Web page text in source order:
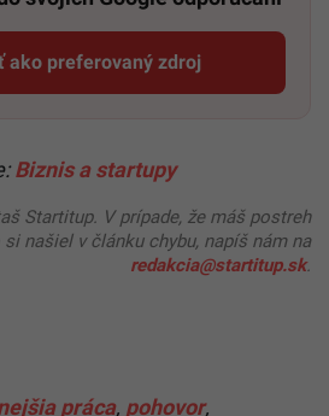
ako preferovaný zdroj
Startitup, odkaz sa otvorí v
Biznis a startupy
Startitup. V prípade, že máš postreh
si našiel v článku chybu, napíš nám na
redakcia@startitup.sk.
práca, pohovor,